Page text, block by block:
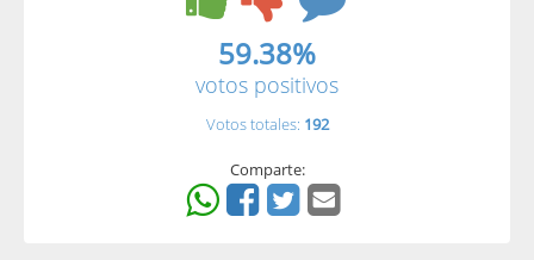
59.38%
votos positivos
Votos totales: 192
Comparte: